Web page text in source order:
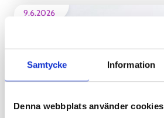
Samtycke Information
Denna webbplats använder cookies
9.6.2026